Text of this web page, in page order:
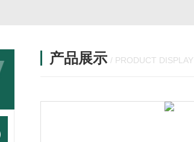
产品展示 / PRODUCT DISPLAY